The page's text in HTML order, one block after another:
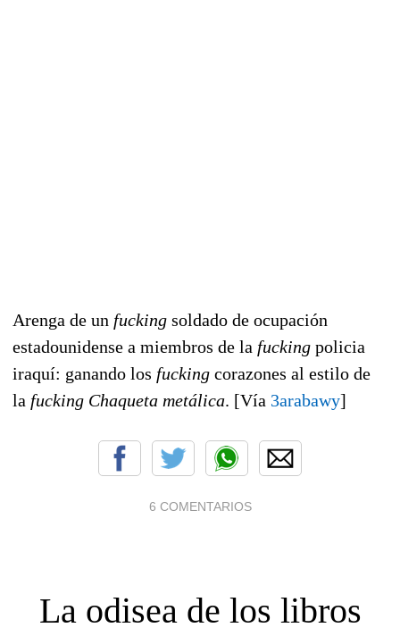
Arenga de un fucking soldado de ocupación
estadounidense a miembros de la fucking policia
iraquí: ganando los fucking corazones al estilo de
la fucking Chaqueta metálica. [Vía 3arabawy]
6 COMENTARIOS
La odisea de los libros